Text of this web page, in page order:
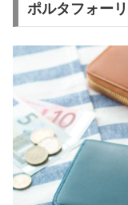
ポルタフォー